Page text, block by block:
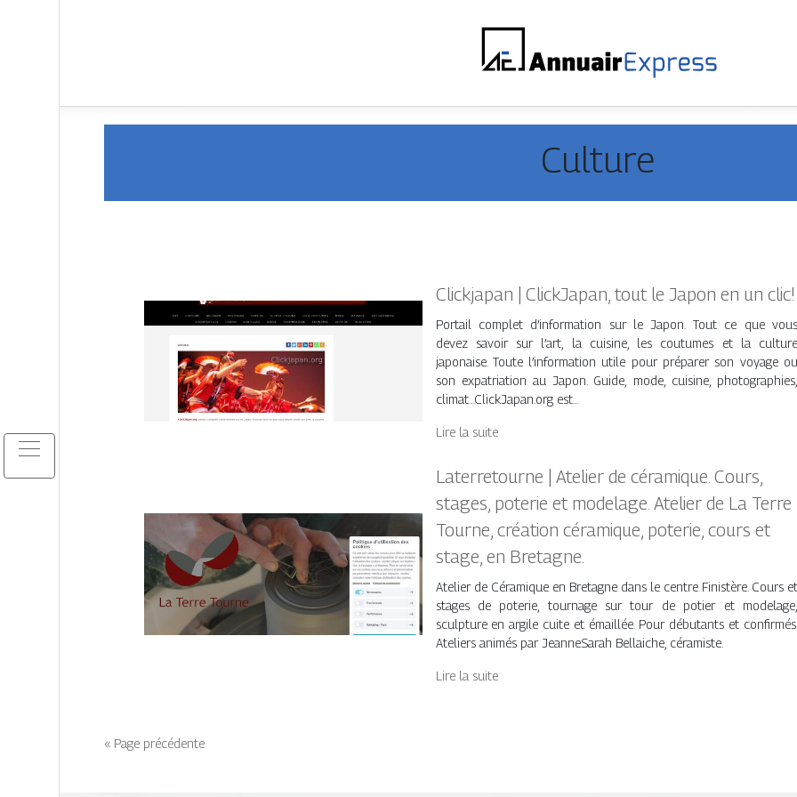
Culture
Clickjapan | ClickJapan, tout le Japon en un clic!
Portail complet d’information sur le Japon. Tout ce que vous
devez savoir sur l’art, la cuisine, les coutumes et la culture
japonaise. Toute l’information utile pour préparer son voyage ou
son expatriation au Japon. Guide, mode, cuisine, photographies,
climat…ClickJapan.org est…
Lire la suite
Later­re­tour­ne | Atelier de céramique. Cours,
stages, poterie et modelage. Atelier de La Terre
Tourne, création céramique, poterie, cours et
stage, en Bretagne.
Atelier de Céramique en Bretagne dans le centre Finistère. Cours et
stages de poterie, tournage sur tour de potier et modelage,
sculpture en argile cuite et émaillée. Pour débutants et confirmés.
Ateliers animés par JeanneSarah Bellaiche, céramiste.
Lire la suite
« Page précédente